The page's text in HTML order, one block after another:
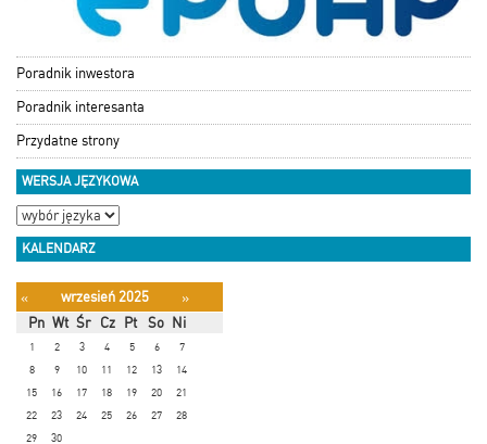
Poradnik inwestora
Poradnik interesanta
Przydatne strony
WERSJA JĘZYKOWA
KALENDARZ
« wrzesień 2025
»
Pn Wt Śr Cz Pt So Ni
1 2 3 4 5 6
7
8
9 10 11 12 13
14
15
16 17 18 19 20
21
22
23 24 25 26 27
28
29
30